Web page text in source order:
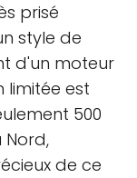
prisé
style de
d'un moteur
limitée est
500
de ce